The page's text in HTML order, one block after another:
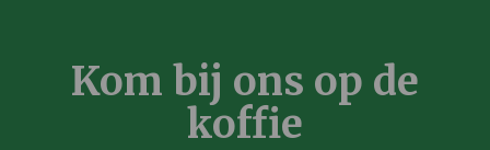
Kom bij ons op de
koffie